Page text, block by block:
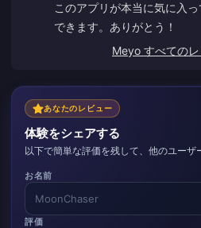
このアプリが本当に気に入
できます。ありがとう！
Meyo すべての
あなたのレビュー
体験をシェアする
以下で簡単な評価を残して、他のユーザ
お名前
評価